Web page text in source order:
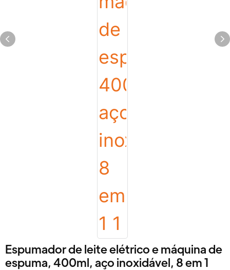
Espumador de leite elétrico e máquina de
espuma, 400ml, aço inoxidável, 8 em 1